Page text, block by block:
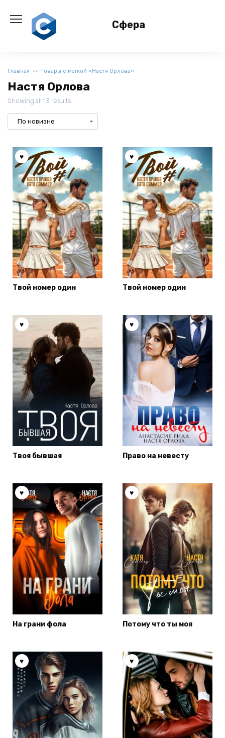
содержанию
Сфера
Главная Товары с меткой «Настя Орлова»
Настя Орлова
Showing all 13 results
Твой номер один Твой номер один
Твоя бывшая Право на невесту
На грани фола Потому что ты моя